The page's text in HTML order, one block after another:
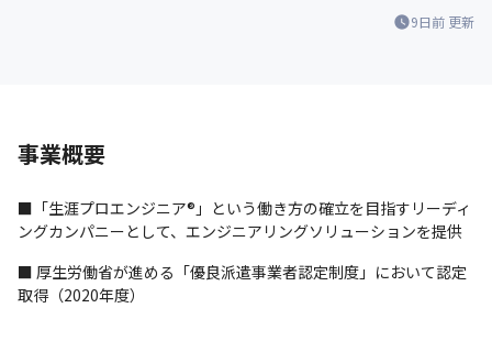
9日前 更新
事業概要
■「生涯プロエンジニア®」という働き方の確立を目指すリーディ
ングカンパニーとして、エンジニアリングソリューションを提供
■ 厚生労働省が進める「優良派遣事業者認定制度」において認定
取得（2020年度）